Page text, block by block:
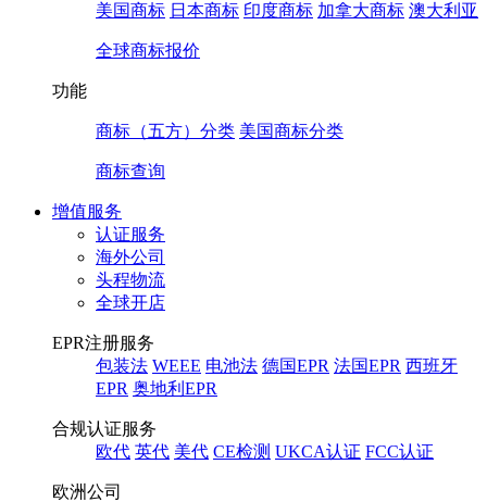
美国商标 日本商标 印度商标 加拿大商标 澳大利亚
全球商标报价
功能
商标（五方）分类 美国商标分类
商标查询
增值服务
认证服务
海外公司
头程物流
全球开店
EPR注册服务
包装法 WEEE 电池法 德国EPR 法国EPR 西班牙
EPR 奥地利EPR
合规认证服务
欧代 英代 美代 CE检测 UKCA认证 FCC认证
欧洲公司